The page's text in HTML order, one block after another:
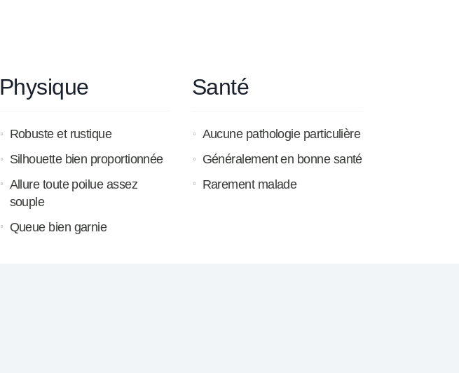
Physique
Robuste et rustique
Silhouette bien proportionnée
Allure toute poilue assez
souple
Queue bien garnie
Santé
Aucune pathologie particulière
Généralement en bonne santé
Rarement malade